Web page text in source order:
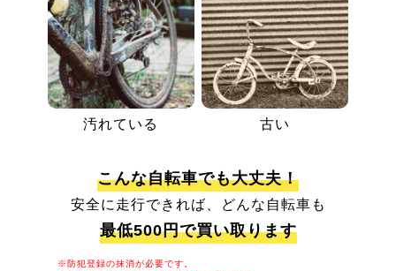
汚れている 古い
こんな自転車でも大丈夫！
安全に走行できれば、どんな自転車も
最低500円で買い取ります
※防犯登録の抹消が必要です。